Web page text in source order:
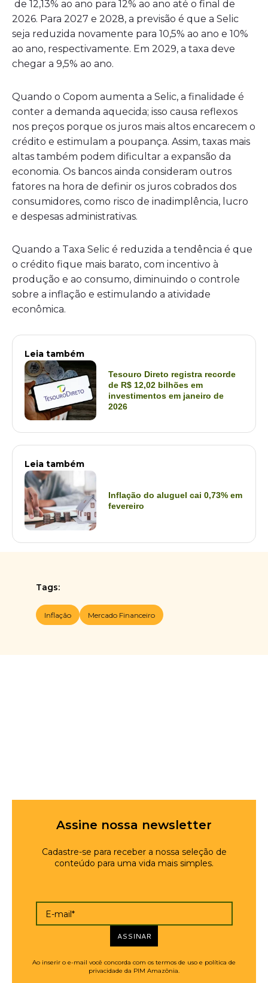
de 12,13% ao ano para 12% ao ano até o final de
2026. Para 2027 e 2028, a previsão é que a Selic
seja reduzida novamente para 10,5% ao ano e 10%
ao ano, respectivamente. Em 2029, a taxa deve
chegar a 9,5% ao ano.
Quando o Copom aumenta a Selic, a finalidade é
conter a demanda aquecida; isso causa reflexos
nos preços porque os juros mais altos encarecem o
crédito e estimulam a poupança. Assim, taxas mais
altas também podem dificultar a expansão da
economia. Os bancos ainda consideram outros
fatores na hora de definir os juros cobrados dos
consumidores, como risco de inadimplência, lucro
e despesas administrativas.
Quando a Taxa Selic é reduzida a tendência é que
o crédito fique mais barato, com incentivo à
produção e ao consumo, diminuindo o controle
sobre a inflação e estimulando a atividade
econômica.
Leia também
Tesouro Direto registra recorde
de R$ 12,02 bilhões em
investimentos em janeiro de
2026
Leia também
Inflação do aluguel cai 0,73% em
fevereiro
Tags:
Inflação Mercado Financeiro
Assine nossa newsletter
Cadastre-se para receber a nossa seleção de
conteúdo para uma vida mais simples.
E-mail*
ASSINAR
Ao inserir o e-mail você concorda com os termos de uso e política de
privacidade da PIM Amazônia.